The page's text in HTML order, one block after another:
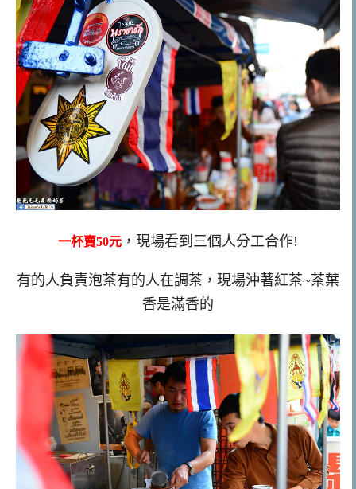
一杯賣50元 ，現場看到三個人分工合作!
有的人負責泡茶有的人在調茶，現場沖著紅茶~茶葉
香是滿香的